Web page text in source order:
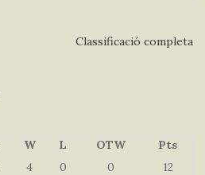
Classificació completa
W L OTW
Pts
4 0 0
12